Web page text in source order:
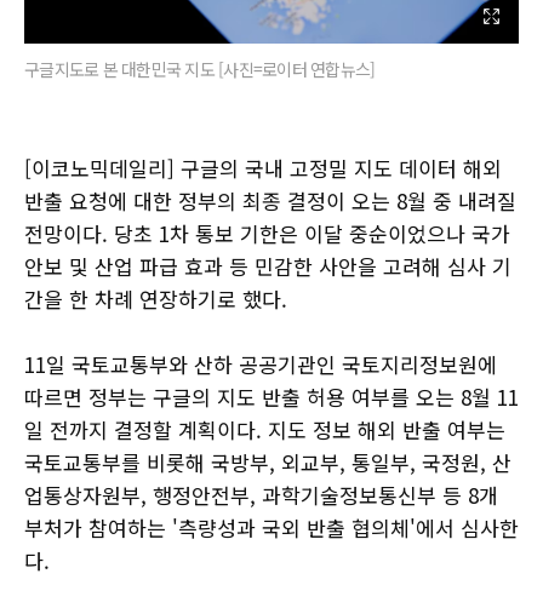
구글지도로 본 대한민국 지도 [사진=로이터 연합뉴스]
[이코노믹데일리] 구글의 국내 고정밀 지도 데이터 해외
반출 요청에 대한 정부의 최종 결정이 오는 8월 중 내려질
전망이다. 당초 1차 통보 기한은 이달 중순이었으나 국가
안보 및 산업 파급 효과 등 민감한 사안을 고려해 심사 기
간을 한 차례 연장하기로 했다.
11일 국토교통부와 산하 공공기관인 국토지리정보원에
따르면 정부는 구글의 지도 반출 허용 여부를 오는 8월 11
일 전까지 결정할 계획이다. 지도 정보 해외 반출 여부는
국토교통부를 비롯해 국방부, 외교부, 통일부, 국정원, 산
업통상자원부, 행정안전부, 과학기술정보통신부 등 8개
부처가 참여하는 '측량성과 국외 반출 협의체'에서 심사한
다.